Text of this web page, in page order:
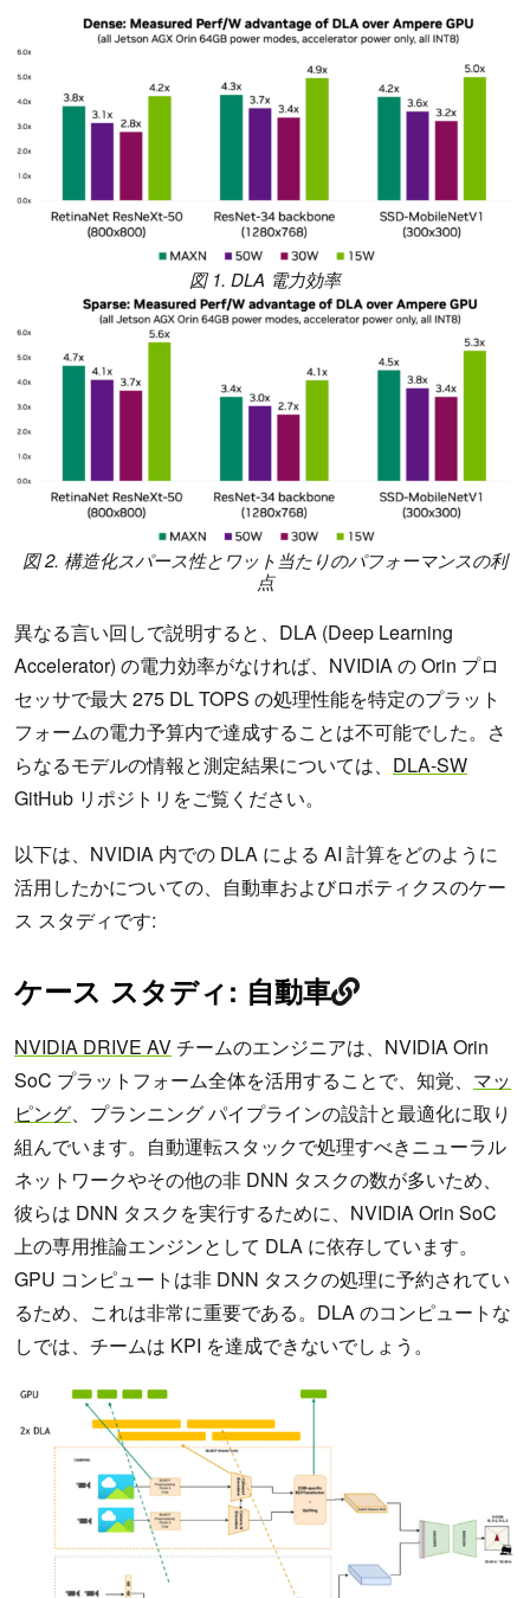
図 1. DLA 電力効率
図 2. 構造化スパース性とワット当たりのパフォーマンスの利
点
異なる言い回しで説明すると、DLA (Deep Learning
Accelerator) の電力効率がなければ、NVIDIA の Orin プロ
セッサで最大 275 DL TOPS の処理性能を特定のプラット
フォームの電力予算内で達成することは不可能でした。さ
らなるモデルの情報と測定結果については、 DLA-SW
GitHub リポジトリをご覧ください。
以下は、NVIDIA 内での DLA による AI 計算をどのように
活用したかについての、自動車およびロボティクスのケー
ス スタディです:
ケース スタディ: 自動車
NVIDIA DRIVE AVチームのエンジニアは、NVIDIA Orin
SoC プラットフォーム全体を活用することで、知覚、 マッ
ピング、プランニング パイプラインの設計と最適化に取り
組んでいます。自動運転スタックで処理すべきニューラル
ネットワークやその他の非 DNN タスクの数が多いため、
彼らは DNN タスクを実行するために、NVIDIA Orin SoC
上の専用推論エンジンとして DLA に依存しています。
GPU コンピュートは非 DNN タスクの処理に予約されてい
るため、これは非常に重要である。DLA のコンピュートな
しでは、チームは KPI を達成できないでしょう。